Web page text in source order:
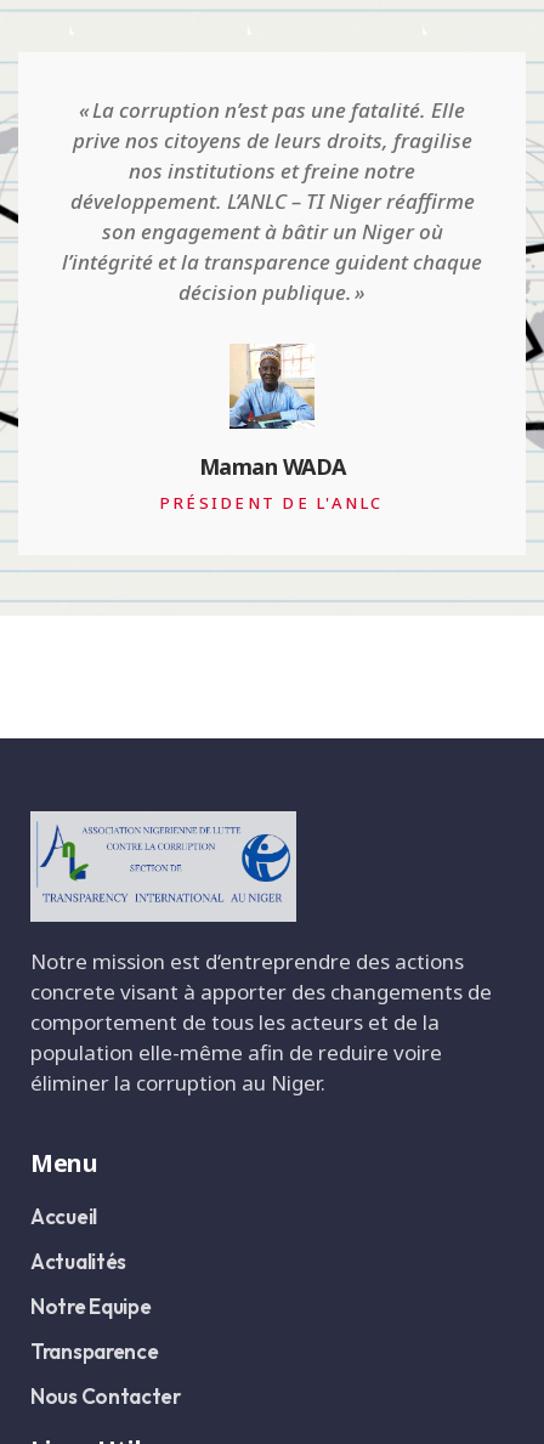
Quand on pense qu'on est établi dans une
situation d'intégrité, qu'il y a une culture
d'honnêteté et qu'il n'y a pas de corruption,
que tout va bien en somme, c'est là que le
danger guette
François Valérian
INTERNATIONAL
Notre mission est d‘entreprendre des actions
concrete visant à apporter des changements de
comportement de tous les acteurs et de la
population elle-même afin de reduire voire
éliminer la corruption au Niger.
Menu
Accueil
Actualités
Notre Equipe
Transparence
Nous Contacter